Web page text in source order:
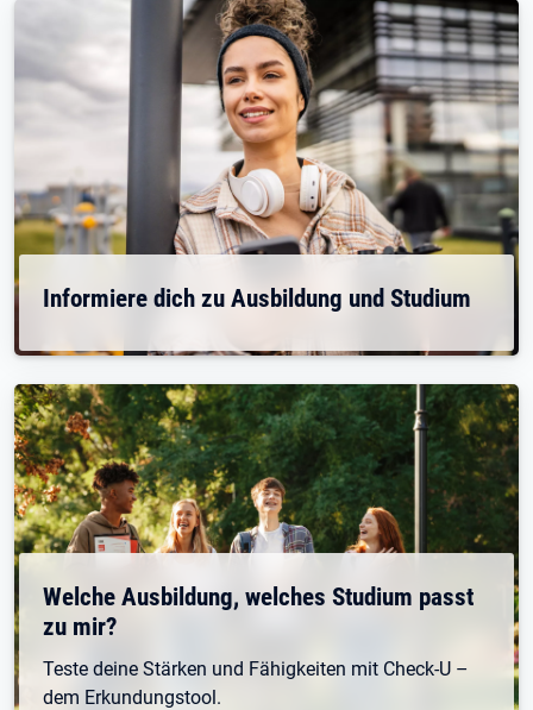
Informiere dich zu Ausbildung und Studium
Welche Ausbildung, welches Studium passt
zu mir?
Teste deine Stärken und Fähigkeiten mit Check-U –
dem Erkundungstool.